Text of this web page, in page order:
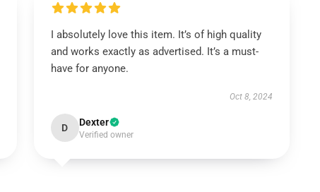
I absolutely love this item. It’s of high quality
and works exactly as advertised. It’s a must-
have for anyone.
Oct 8, 2024
D Dexter
Verified owner